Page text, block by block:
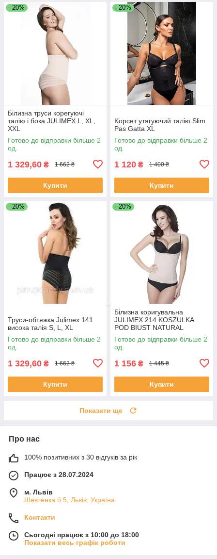
–20%
Білизна труси корегуючі
талію і бока JULIMEX L, XL,
XXL
Готово до відправки більше 2
од.
1 329,60 ₴ 1 662 ₴
Купити
–20%
Kорсет утягуючий талію Slim
Pas Gatta XL
Готово до відправки більше 2
од.
1 120 ₴ 1 400 ₴
Купити
–20%
Труси-обтяжка Julimex 141
висока талія S, L, XL
Готово до відправки більше 2
од.
1 329,60 ₴ 1 662 ₴
Купити
–20%
Білизна коригувальна
JULIMEX 214 KOSZULKA
POD BIUST NATURAL
Готово до відправки більше 2
од.
1 156 ₴ 1 445 ₴
Купити
Показати ще
Про нас
100% позитивних з 30 відгуків за рік
Працює з 28.07.2024
м. Львів
Шевченка б.5, Львів, Україна
Контакти
Сьогодні працює з 10:00 до 18:00
Показати весь графік роботи